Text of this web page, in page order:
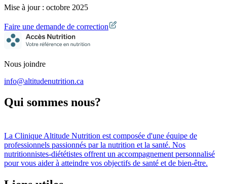
Mise à jour : octobre 2025
Faire une demande de correction
Nous joindre
info@altitudenutrition.ca
Qui sommes nous?
La Clinique Altitude Nutrition est composée d'une équipe de
professionnels passionnés par la nutrition et la santé. Nos
nutritionnistes-diététistes offrent un accompagnement personnalisé
pour vous aider à atteindre vos objectifs de santé et de bien-être.